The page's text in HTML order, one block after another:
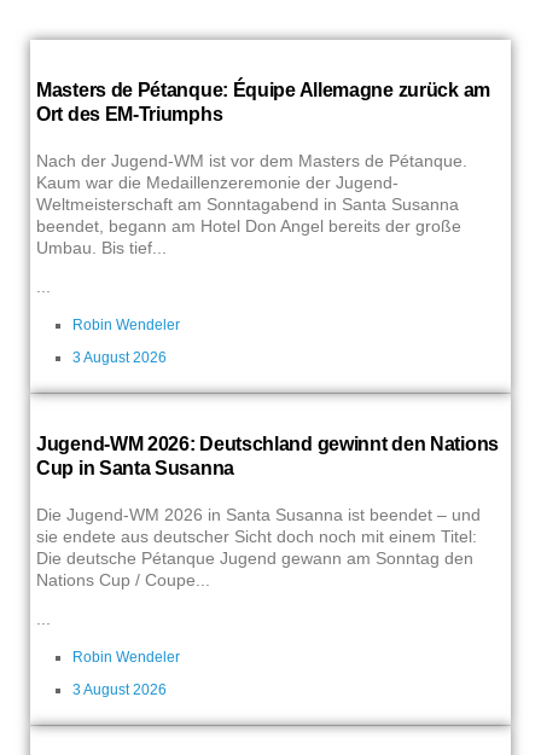
Masters de Pétanque: Équipe Allemagne zurück am
Ort des EM-Triumphs
Nach der Jugend-WM ist vor dem Masters de Pétanque.
Kaum war die Medaillenzeremonie der Jugend-
Weltmeisterschaft am Sonntagabend in Santa Susanna
beendet, begann am Hotel Don Angel bereits der große
Umbau. Bis tief...
Robin Wendeler
3 August 2026
Jugend-WM 2026: Deutschland gewinnt den Nations
Cup in Santa Susanna
Die Jugend-WM 2026 in Santa Susanna ist beendet – und
sie endete aus deutscher Sicht doch noch mit einem Titel:
Die deutsche Pétanque Jugend gewann am Sonntag den
Nations Cup / Coupe...
Robin Wendeler
3 August 2026